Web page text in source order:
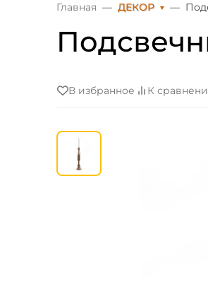
Главная ДЕКОР
В избранное К